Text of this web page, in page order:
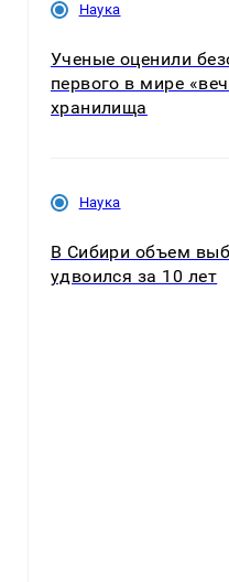
Наука
Ученые оценили
первого в мире
хранилища
Наука
В Сибири объем
удвоился за 10 лет